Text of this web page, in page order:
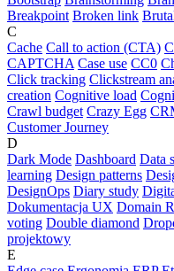
Breakpoint Broken link
C
Cache Call to action (CTA)
CAPTCHA Case use CC0
Click tracking Clickstream
creation Cognitive load
Crawl budget Crazy Egg
Customer Journey
D
Dark Mode Dashboard Data
learning Design patterns
DesignOps Diary study
Dokumentacja UX Domain
voting Double diamond
projektowy
E